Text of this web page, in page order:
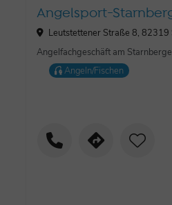
Angelsport-
Leutstettener Straße 8, 82319
Angelfachgeschäft am
Angeln/Fischen